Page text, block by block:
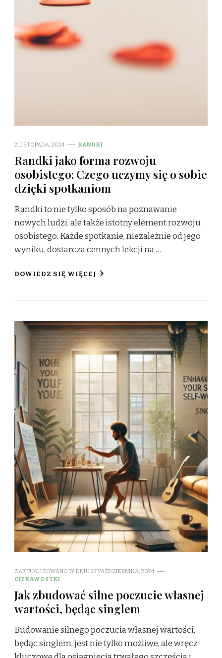
2 LISTOPADA, 2024 RANDKI
Randki jako forma rozwoju
osobistego: Czego uczymy się o sobie
dzięki spotkaniom
Randki to nie tylko sposób na poznawanie
nowych ludzi, ale także istotny element rozwoju
osobistego. Każde spotkanie, niezależnie od jego
wyniku, dostarcza cennych lekcji na …
DOWIEDZ SIĘ WIĘCEJ
ZAKTUALIZOWANO W DNIU27 PAŹDZIERNIKA, 2024
CIEKAWOSTKI
Jak zbudować silne poczucie własnej
wartości, będąc singlem
Budowanie silnego poczucia własnej wartości,
będąc singlem, jest nie tylko możliwe, ale wręcz